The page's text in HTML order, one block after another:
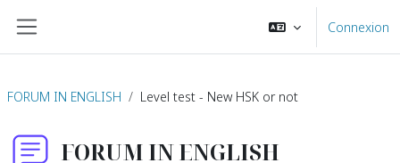
Connexion
FORUM IN ENGLISH Level test - New HSK or not
FORUM IN ENGLISH